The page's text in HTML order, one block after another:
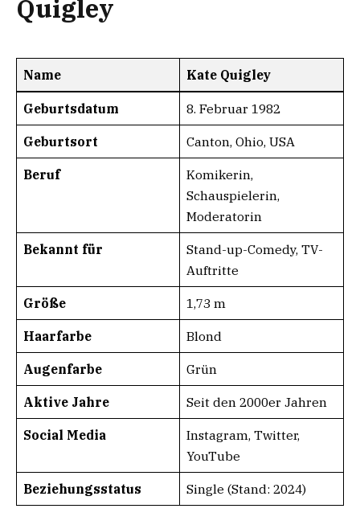
Quigley
Name Kate Quigley
Geburtsdatum 8. Februar 1982
Geburtsort Canton, Ohio, USA
Beruf
Komikerin,
Schauspielerin,
Moderatorin
Bekannt für
Stand-up-Comedy, TV-
Auftritte
Größe 1,73 m
Haarfarbe Blond
Augenfarbe Grün
Aktive Jahre Seit den 2000er Jahren
Social Media
Instagram, Twitter,
YouTube
Beziehungsstatus Single (Stand: 2024)